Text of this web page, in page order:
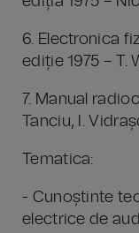
6. Electronica
ediție 1975 – T.
7. Manual
Tanciu, I.
Tematica:
- Cunoștinte
electrice de